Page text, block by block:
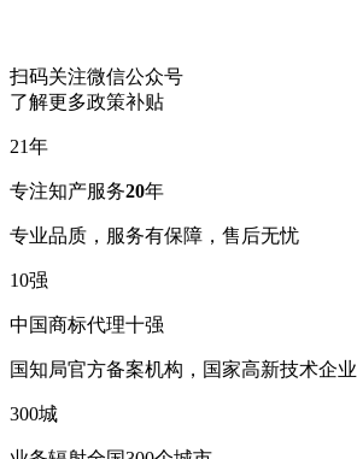
扫码关注微信公众号
了解更多政策补贴
21年
专注知产服务20年
专业品质，服务有保障，售后无忧
10强
中国商标代理十强
国知局官方备案机构，国家高新技术企业
300城